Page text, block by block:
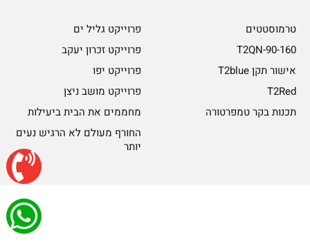
טרמוסטטים
T2QN-90-160
אישור תקן T2blue
T2Red
תכנות בקר טמפרטורה
פרוייקט גליל ים
פרוייקט זכרון יעקב
פרוייקט יפו
פרוייקט מושב ניצן
מחממים את הבית ביעילות
החורף מעולם לא הרגיש נעים
יותר